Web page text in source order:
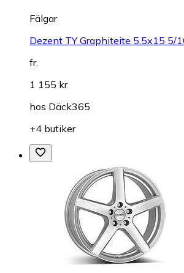
Fälgar
Dezent TY Graphiteite 5.5x15 5/
fr.
1 155 kr
hos Däck365
+4 butiker